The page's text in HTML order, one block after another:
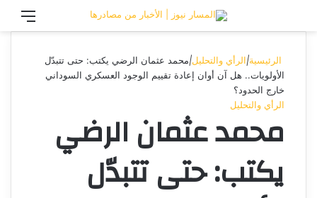
تسجيل الدخول
الرئيسية|الرأي والتحليل|محمد عثمان الرضي يكتب: حتى تتبدّل
الأولويات.. هل آن أوان إعادة تقييم الوجود العسكري السوداني
خارج الحدود؟
الرأي والتحليل
محمد عثمان الرضي
يكتب: حتى تتبدّل